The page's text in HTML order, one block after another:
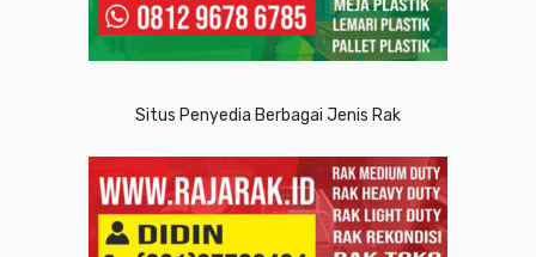
Situs Penyedia Berbagai Jenis Rak